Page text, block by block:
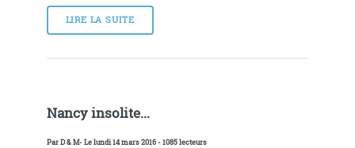
LIRE LA SUITE
Nancy insolite...
ParD & M- Le lundi 14 mars 2016 - 1085 lecteurs